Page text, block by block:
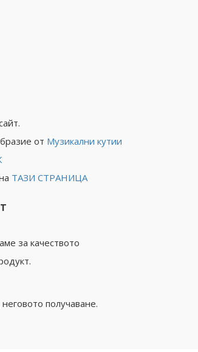
от Музикални кутии
ТАЗИ СТРАНИЦА
за качеството
получаване.